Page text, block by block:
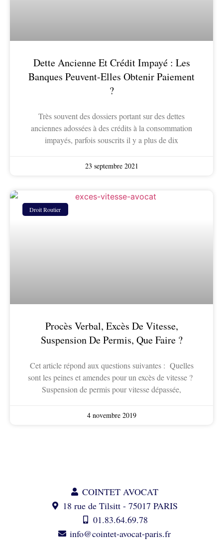
Dette Ancienne Et Crédit Impayé : Les
Banques Peuvent-Elles Obtenir Paiement
?
Très souvent des dossiers portant sur des dettes
anciennes adossées à des crédits à la consommation
impayés, parfois souscrits il y a plus de dix
23 septembre 2021
Droit Routier
Procès Verbal, Excès De Vitesse,
Suspension De Permis, Que Faire ?
Cet article répond aux questions suivantes : Quelles
sont les peines et amendes pour un excès de vitesse ?
Suspension de permis pour vitesse dépassée,
4 novembre 2019
COINTET AVOCAT
18 rue de Tilsitt - 75017 PARIS
01.83.64.69.78
info@cointet-avocat-paris.fr